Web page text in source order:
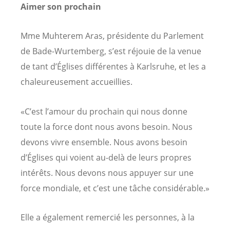
Aimer son prochain
Mme Muhterem Aras, présidente du Parlement
de Bade-Wurtemberg, s’est réjouie de la venue
de tant d’Églises différentes à Karlsruhe, et les a
chaleureusement accueillies.
«C’est l’amour du prochain qui nous donne
toute la force dont nous avons besoin. Nous
devons vivre ensemble. Nous avons besoin
d’Églises qui voient au-delà de leurs propres
intérêts. Nous devons nous appuyer sur une
force mondiale, et c’est une tâche considérable.»
Elle a également remercié les personnes, à la